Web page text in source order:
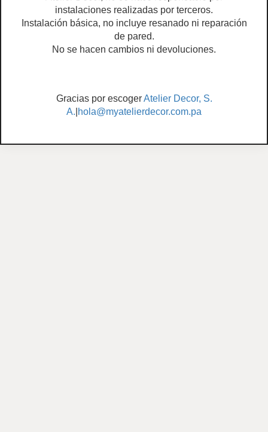
instalaciones realizadas por terceros.
Instalación básica, no incluye resanado ni reparación
de pared.
No se hacen cambios ni devoluciones.
Gracias por escogerAtelier Decor, S.
A. hola@myatelierdecor.com.pa